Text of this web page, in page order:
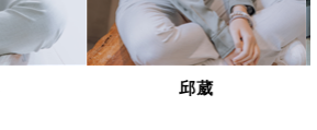
寶兒